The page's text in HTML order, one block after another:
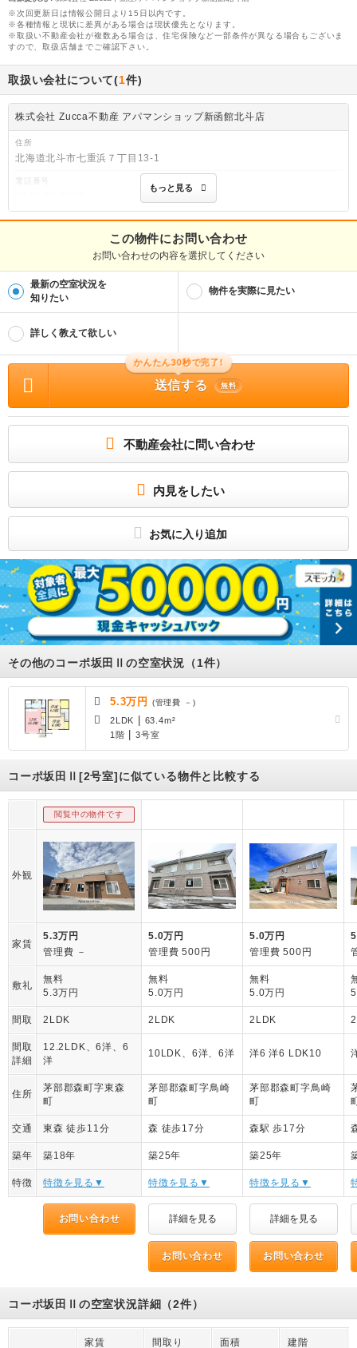
※次回更新日は情報公開日より15日以内です。
※各種情報と現状に差異がある場合は現状優先となります。
※取扱い不動産会社が複数ある場合は、住宅保険など一部条件が異なる場合もございま
すので、取扱店舗までご確認下さい。
取扱い会社について(1件)
株式会社 Zucca不動産 アパマンショップ新函館北斗店
住所
北海道北斗市七重浜７丁目13-1
電話番号
免許番号
北海道知事渡島(2)第1212号
仲介
物件管理番号
112316630
※お問い合わせの際には、担当者へ物件管理番号をお伝えください。
物件の所在地 : 北海道茅部郡森町字東森町 / 交通の利便 : 函館本線/東森 徒歩11分 /
面積 : 63.4m² / 築年月 : 2008年07月 / 賃料 : 5.3万円 / 管理費又は共益費等 : － /
礼金等 : 1ヶ月 / 敷金 : 無料、保証金等 : －、 償却、敷引 : － / 住宅総合保険等の
損害保険料 : － / その他 : 保証会社利用必須 あんしん保証 契約時：月額賃料等
総額の５０％ 月額：８８０円 更新：１年毎に１０，０００円 / 駐車場 : 空有
★詳細はアパマンショップ0138‐48‐0145まで★
(公社)北海道宅地建物取引業協会
もっと見る
この物件にお問い合わせ
お問い合わせの内容を選択してください
最新の空室状況を
知りたい
物件を実際に見たい
詳しく教えて欲しい
かんたん30秒で完了!
送信する 無料
不動産会社に問い合わせ
内見をしたい
お気に入り追加
その他のコーポ坂田Ⅱの空室状況（1件）
5.3万円 (管理費 －)
2LDK | 63.4m²
1階 |3号室
コーポ坂田Ⅱ[2号室]に似ている物件と比較する
閲覧中の物件です
外観
家賃
5.3万円
管理費 －
5.0万円
管理費 500円
5.0万円
管理費 500円
敷礼
無料
5.3万円
無料
5.0万円
無料
5.0万円
間取 2LDK 2LDK 2LDK
間取
詳細
12.2LDK、6洋、6
洋
10LDK、6洋、6洋 洋6 洋6 LDK10
住所
茅部郡森町字東森
町
茅部郡森町字鳥崎
町
茅部郡森町字鳥崎
町
交通 東森 徒歩11分 森 徒歩17分 森駅 歩17分
築年 築18年 築25年 築25年
特徴 特徴を見る▼ 特徴を見る▼ 特徴を見る▼
お問い合わせ 詳細を見る 詳細を見る
お問い合わせ お問い合わせ
コーポ坂田Ⅱの空室状況詳細（2件）
家賃 間取り 面積 建階